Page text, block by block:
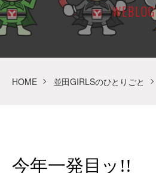
WEBLOG
HOME 並田GIRLSのひとりごと
今年一発目ッ!!